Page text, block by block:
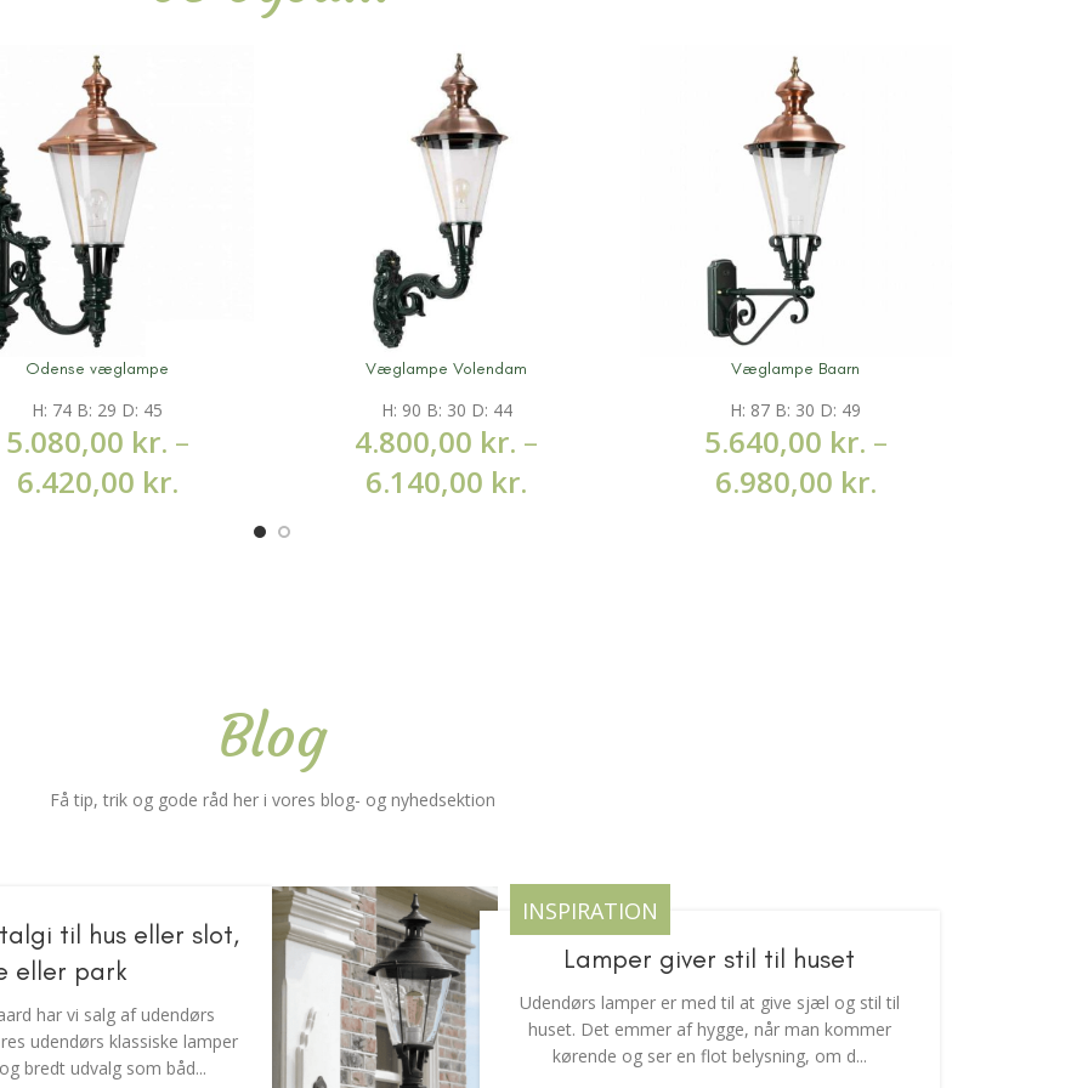
Odense væglampe
H: 74 B: 29 D: 45
5.080,00 kr. –
6.420,00 kr.
Mere information
Væglampe Volendam
H: 90 B: 30 D: 44
4.800,00 kr. –
6.140,00 kr.
Mere information
Væglampe Baarn
H: 87 B: 30 D: 49
5.640,00 kr. –
6.980,00 kr.
Blog
Få tip, trik og gode råd her i vores blog- og nyhedsektion
til hus eller slot,
eller park
har vi salg af udendørs
udendørs klassiske lamper
bredt udvalg som båd...
INSPIRATION
Lamper giver stil til huset
Udendørs lamper er med til at give sjæl og stil til
huset. Det emmer af hygge, når man kommer
kørende og ser en flot belysning, om d...